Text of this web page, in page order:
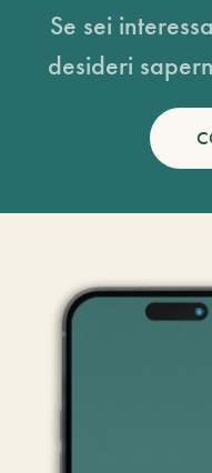
Se sei
desideri